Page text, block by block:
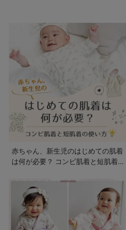
赤ちゃん、新生児のはじめての肌着
は何が必要？ コンビ肌着と短肌着